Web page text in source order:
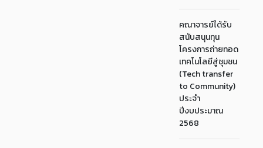
คณาจารย์ได้รับ
สนับสนุนทุน
โครงการถ่ายทอด
เทคโนโลยีสู่ชุมชน
(Tech transfer
to Community)
ประจำ
ปีงบประมาณ
2568